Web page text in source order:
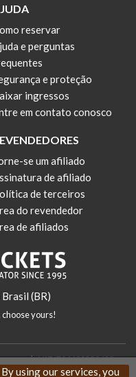
reservar
e perguntas
e proteção
ingressos
em contato conosco
se um afiliado
de afiliado
de terceiros
do revendedor
de afiliados
using our services, you
(BR)
yours!
- VAT IT04690350485 -